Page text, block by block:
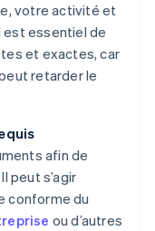
votre activité et
est essentiel de
et exactes, car
retarder le
afin de
peut s’agir
conforme du
ou d’autres